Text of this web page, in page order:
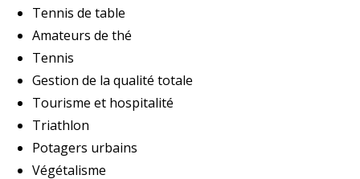
Tennis de table
Amateurs de thé
Tennis
Gestion de la qualité totale
Tourisme et hospitalité
Triathlon
Potagers urbains
Végétalisme